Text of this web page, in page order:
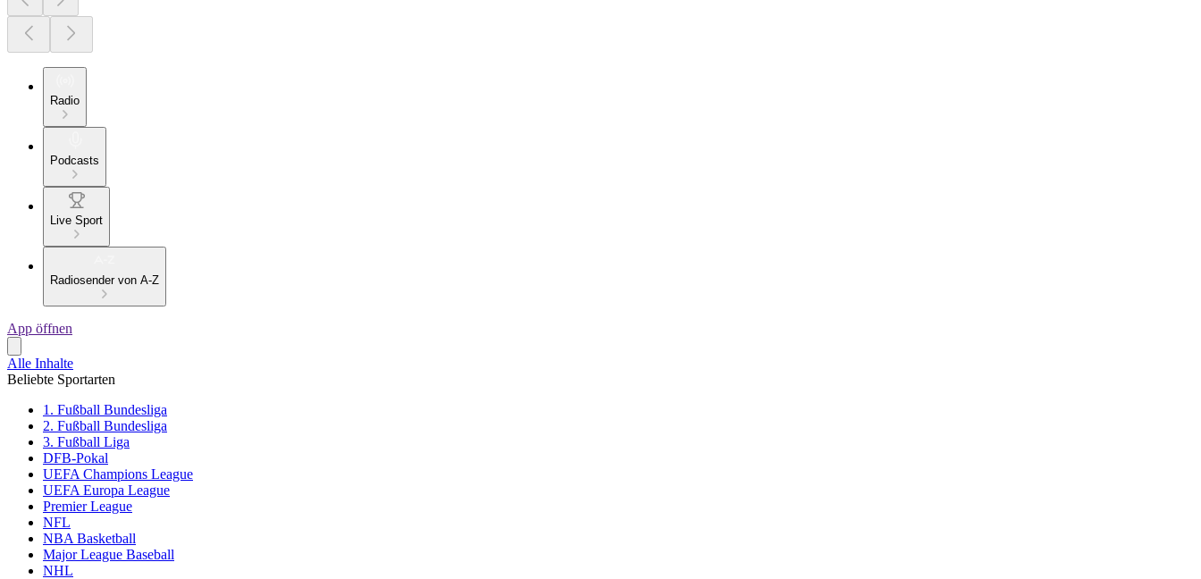
Radio
Podcasts
Live Sport
Radiosender von A-Z
App öffnen
Alle Inhalte
Beliebte Sportarten
1. Fußball Bundesliga
2. Fußball Bundesliga
3. Fußball Liga
DFB-Pokal
UEFA Champions League
UEFA Europa League
Premier League
NFL
NBA Basketball
Major League Baseball
NHL